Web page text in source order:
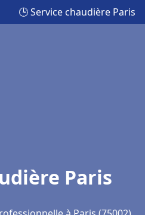
🕒 Service chaudière Paris
Paris